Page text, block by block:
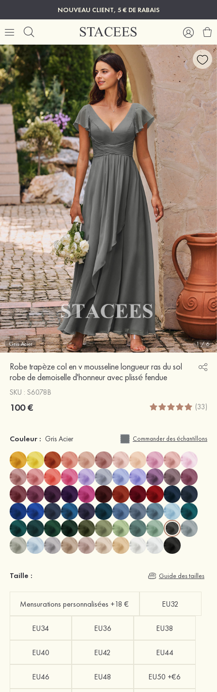
NOUVEAU CLIENT, 5 € DE RABAIS
Gris Acier 1/6
Robe trapèze col en v mousseline longueur ras du sol
robe de demoiselle d'honneur avec plissé fendue
SKU : S6078B
100 € (33)
Couleur : Gris Acier Commander des échantillons
Taille : Guide des tailles
Mensurations personnalisées +18 € EU32
EU34 EU36 EU38
EU40 EU42 EU44
EU46 EU48 EU50 +€6